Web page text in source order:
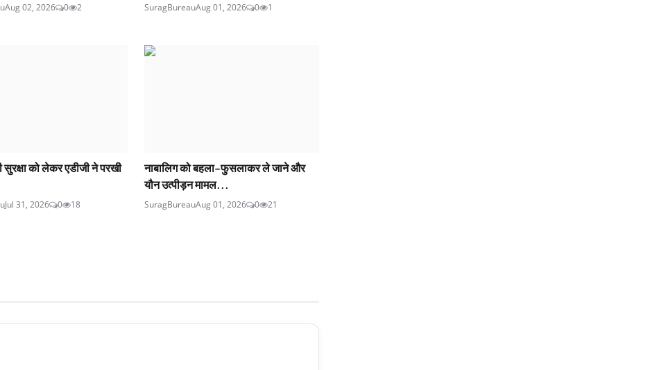
Aug 02, 2026 0 2 SuragBureauAug 01, 2026 0 1
सुरक्षा को लेकर एडीजी ने परखी
Jul 31, 2026 0 18
नाबालिग को बहला-फुसलाकर ले जाने और
यौन उत्पीड़न मामल...
SuragBureauAug 01, 2026 0 21